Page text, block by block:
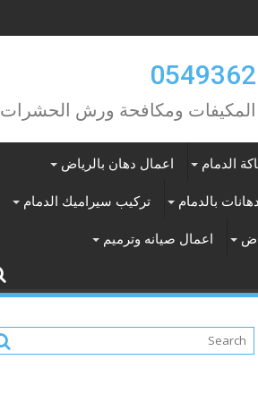
المكيفات ومكافحة ورش الحشرات
الدمام اعمال دهان بالرياض
بالدمام تركيب سيراميك الدمام
اعمال صيانه وترميم